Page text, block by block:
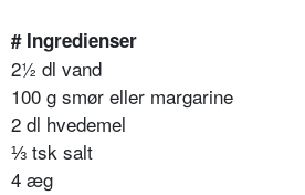
# Ingredienser
2½ dl vand
100 g smør eller margarine
2 dl hvedemel
⅓ tsk salt
4 æg